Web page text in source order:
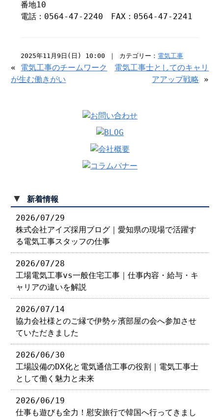
番地10
電話：0564-47-2240 FAX：0564-47-2241
2025年11月9日(日) 10:00 ｜ カテゴリー： 電気工事
« 電気工事のチームワーク
が生む働きがい
電気工事士としてのキャリ
アアップ戦略 »
▼ 新着情報
2026/07/29
株式会社アイズ採用ブログ｜愛知県の現場で活躍す
る電気工事スタッフの仕事
2026/07/28
工場電気工事vs一般住宅工事｜仕事内容・給与・キ
ャリアの違いを解説
2026/07/14
協力会社様とのご縁で伊勢ヶ濱部屋の会へ参加させ
ていただきました
2026/06/30
工場設備のDX化と電気通信工事の役割｜電気工事士
として働く魅力と未来
2026/06/19
仕事も遊びも全力！慰安旅行で韓国へ行ってきまし